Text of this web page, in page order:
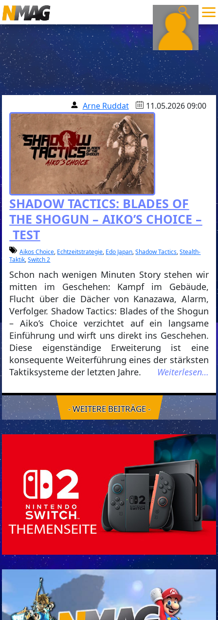
Arne Ruddat 11.05.2026 09:00
SHADOW TACTICS: BLADES OF
THE SHOGUN – AIKO’S CHOICE –
TEST
Aikos Choice, Echtzeitstrategie, Edo Japan,Shadow Tactics,Stealth-
Taktik,Switch 2
Schon nach wenigen Minuten Story stehen wir
mitten im Geschehen: Kampf im Gebäude,
Flucht über die Dächer von Kanazawa, Alarm,
Verfolger. Shadow Tactics: Blades of the Shogun
– Aiko’s Choice verzichtet auf ein langsame
Einführung und wirft uns direkt ins Geschehen.
Diese eigenständige Erweiterung ist eine
konsequente Weiterführung eines der stärksten
Taktiksysteme der letzten Jahre.
Weiterlesen…
- WEITERE BEITRÄGE -